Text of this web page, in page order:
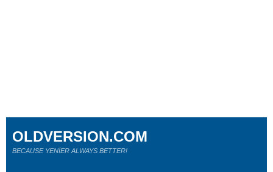
OLDVERSION.COM
BECAUSE YENİER ALWAYS BETTER!